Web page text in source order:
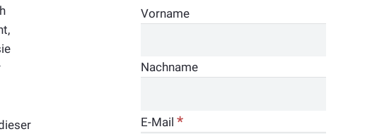
Vorname
Nachname
E-Mail*